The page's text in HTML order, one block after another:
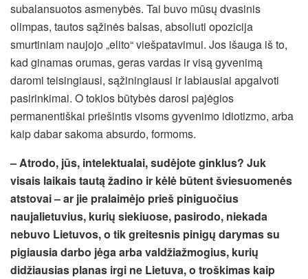
subalansuotos asmenybės. Tai buvo mūsų dvasinis
olimpas, tautos sąžinės balsas, absoliuti opozicija
smurtiniam naujojo „elito“ viešpatavimui. Jos išauga iš to,
kad ginamas orumas, geras vardas ir visą gyvenimą
daromi teisingiausi, sąžiningiausi ir labiausiai apgalvoti
pasirinkimai. O tokios būtybės darosi pajėgios
permanentiškai priešintis visoms gyvenimo idiotizmo, arba
kaip dabar sakoma absurdo, formoms.
– Atrodo, jūs, intelektualai, sudėjote ginklus? Juk
visais laikais tautą žadino ir kėlė būtent šviesuomenės
atstovai – ar jie pralaimėjo prieš piniguočius
naujalietuvius, kurių siekiuose, pasirodo, niekada
nebuvo Lietuvos, o tik greitesnis pinigų darymas su
pigiausia darbo jėga arba valdžiažmogius, kurių
didžiausias planas irgi ne Lietuva, o troškimas kaip